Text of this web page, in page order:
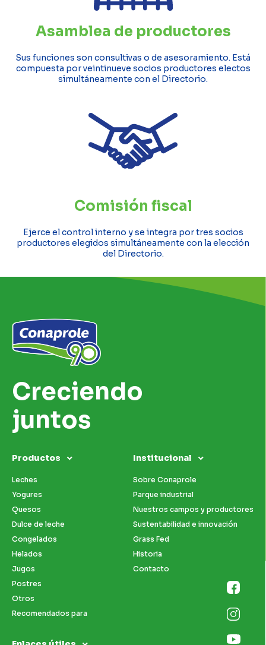
Asamblea de productores
Sus funciones son consultivas o de asesoramiento. Está
compuesta por veintinueve socios productores electos
simultáneamente con el Directorio.
Comisión fiscal
Ejerce el control interno y se integra por tres socios
productores elegidos simultáneamente con la elección
del Directorio.
Creciendo
juntos
Productos
Leches
Yogures
Quesos
Dulce de leche
Congelados
Helados
Jugos
Postres
Otros
Recomendados para
Institucional
Sobre Conaprole
Parque industrial
Nuestros campos y productores
Sustentabilidad e innovación
Grass Fed
Historia
Contacto